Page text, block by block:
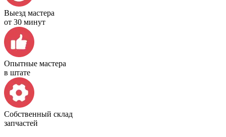
Выезд мастера
от 30 минут
Опытные мастера
в штате
Собственный склад
запчастей